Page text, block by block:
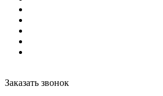
Заказать звонок